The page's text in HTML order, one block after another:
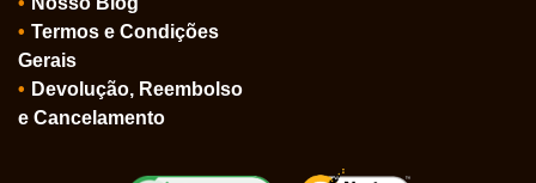
Termos e Condições
Gerais
Devolução, Reembolso
e Cancelamento